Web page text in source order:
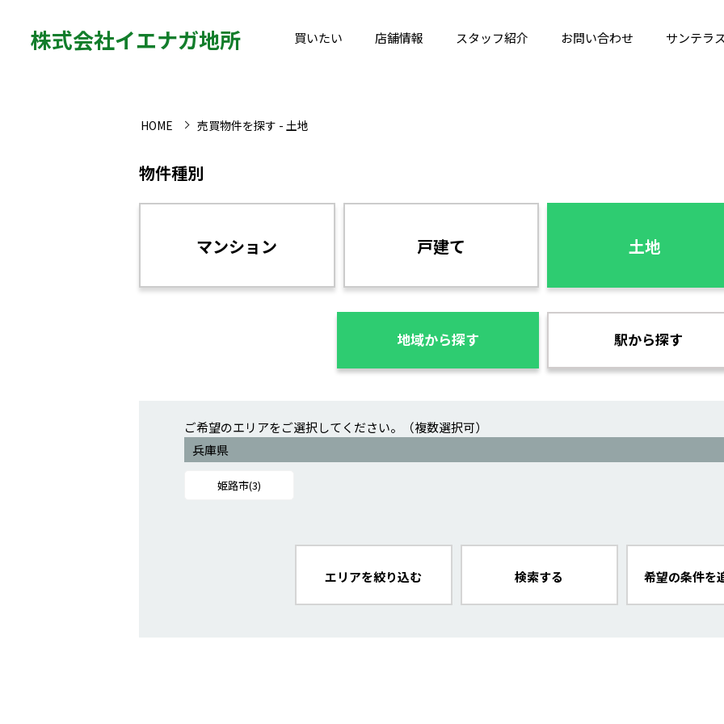
株式会社イエナガ地所 買いたい 店舗情報 スタッフ紹介 お問い合わせ サンテラ
HOME 売買物件を探す - 土地
物件種別
マンション 戸建て 土地
地域から探す 駅から探す
ご希望のエリアをご選択してください。（複数選択可）
兵庫県
姫路市(3)
エリアを絞り込む 検索する 希望の条件を